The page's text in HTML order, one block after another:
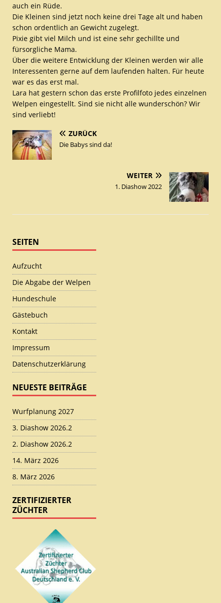
auch ein Rüde.
Die Kleinen sind jetzt noch keine drei Tage alt und haben
schon ordentlich an Gewicht zugelegt.
Pixie gibt viel Milch und ist eine sehr gechillte und
fürsorgliche Mama.
Über die weitere Entwicklung der Kleinen werden wir alle
Interessenten gerne auf dem laufenden halten. Für heute
war es das erst mal.
Lara hat gestern schon das erste Profilfoto jedes einzelnen
Welpen eingestellt. Sind sie nicht alle wunderschön? Wir
sind verliebt!
ZURÜCK
Die Babys sind da!
WEITER
1. Diashow 2022
SEITEN
Aufzucht
Die Abgabe der Welpen
Hundeschule
Gästebuch
Kontakt
Impressum
Datenschutzerklärung
NEUESTE BEITRÄGE
Wurfplanung 2027
3. Diashow 2026.2
2. Diashow 2026.2
14. März 2026
8. März 2026
ZERTIFIZIERTER
ZÜCHTER